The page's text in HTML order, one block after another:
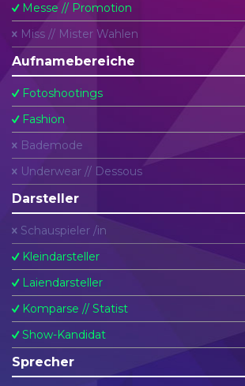
Messe // Promotion
Miss // Mister Wahlen
Aufnamebereiche
Fotoshootings
Fashion
Bademode
Underwear // Dessous
Darsteller
Schauspieler /in
Kleindarsteller
Laiendarsteller
Komparse // Statist
Show-Kandidat
Sprecher